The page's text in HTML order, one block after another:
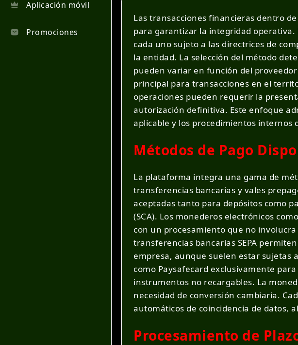
Aplicación móvil
Promociones
Las transacciones financieras dentro
para garantizar la integridad operativa.
cada uno sujeto a las directrices de
la entidad. La selección del método
pueden variar en función del
principal para transacciones en el
operaciones pueden requerir la
autorización definitiva. Este enfoque
aplicable y los procedimientos internos
Métodos de Pago
La plataforma integra una gama de
transferencias bancarias y vales
aceptadas tanto para depósitos como
(SCA). Los monederos electrónicos
con un procesamiento que no
transferencias bancarias SEPA
empresa, aunque suelen estar sujetas
como Paysafecard exclusivamente
instrumentos no recargables. La
necesidad de conversión cambiaria.
automáticos de coincidencia de datos,
Procesamiento de